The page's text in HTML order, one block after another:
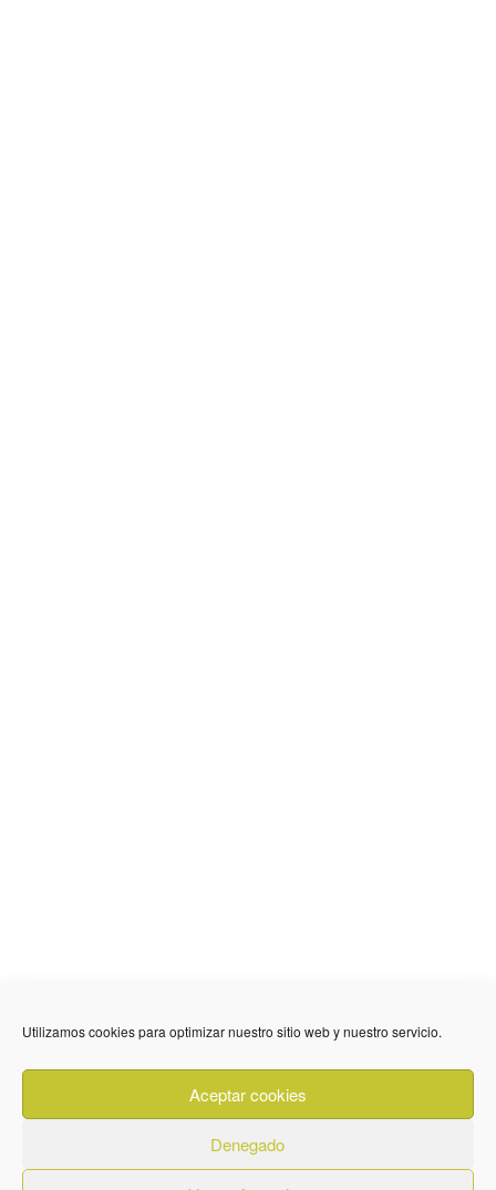
Utilizamos cookies para optimizar nuestro sitio web y nuestro servicio.
Aceptar cookies
Denegado
636 01 61 85
Fuente Palmera
info @ fuentepalmerainformacion.es
Privacidad Aviso legal
Cookies
Quiénes Somos
Contacto